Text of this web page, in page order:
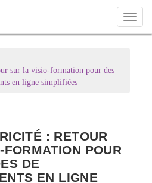
Toggle
sur la visio-formation pour des
en ligne simplifiées
: RETOUR
POUR
DE
EN LIGNE